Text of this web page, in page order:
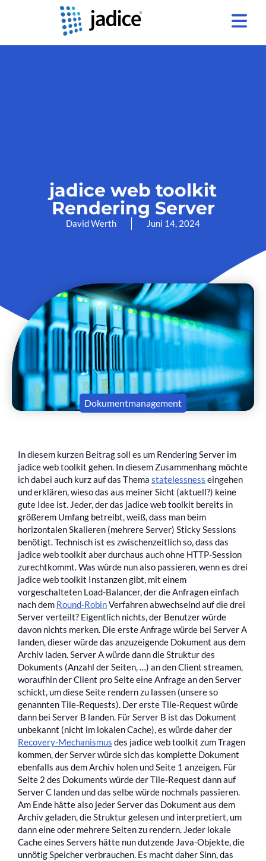
jadice web toolkit
Rendering Server
David Werth Juni 14, 2024
Dokumentmanagement
In diesem kurzen Beitrag soll es um Rendering Server im
jadice web toolkit gehen. In diesem Zusammenhang möchte
ich dabei auch kurz auf das Thema statelessness eingehen
und erklären, wieso das aus meiner Sicht (aktuell?) keine
gute Idee ist. Jeder, der das jadice web toolkit bereits in
größerem Umfang betreibt, weiß, dass man beim
horizontalen Skalieren (mehrere Server) Sticky Sessions
benötigt. Technisch ist es zwischenzeitlich so, dass das
jadice web toolkit aber durchaus auch ohne HTTP-Session
zurechtkommt. Was würde nun also passieren, wenn es drei
jadice web toolkit Instanzen gibt, mit einem
vorgeschalteten Load-Balancer, der die Anfragen einfach
nach dem Round-RobinVerfahren abwechselnd auf die drei
Server verteilt? Eigentlich nichts, der Benutzer würde
davon nichts merken. Die erste Anfrage würde bei Server A
landen, dieser würde das anzuzeigende Dokument aus dem
Archiv laden. Server A würde dann die Struktur des
Dokuments (Anzahl der Seiten, …) an den Client streamen,
woraufhin der Client pro Seite eine Anfrage an den Server
schickt, um diese Seite rendern zu lassen (unsere so
genannten Tile-Requests). Der erste Tile-Request würde
dann bei Server B landen. Für Server B ist das Dokument
unbekannt (nicht im lokalen Cache), es würde daher der
Recovery-Mechanismus des jadice web toolkit zum Tragen
kommen, der Server würde sich das komplette Dokument
ebenfalls aus dem Archiv holen und Seite 1 anzeigen. Für
Seite 2 des Dokuments würde der Tile-Request dann auf
Server C landen und das selbe würde nochmals passieren.
Am Ende hätte also jeder Server das Dokument aus dem
Archiv geladen, die Struktur gelesen und interpretiert, um
dann eine oder mehrere Seiten zu rendern. Jeder lokale
Cache eines Servers hätte nun dutzende Java-Objekte, die
unnötig Speicher verbrauchen. Es macht daher Sinn, das